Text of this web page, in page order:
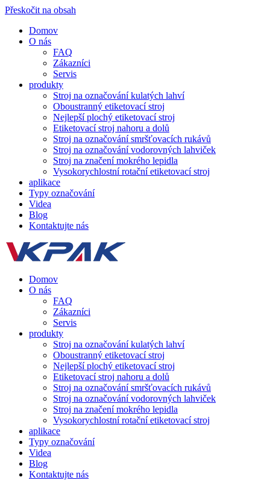
Přeskočit na obsah
Domov
O nás
FAQ
Zákazníci
Servis
produkty
Stroj na označování kulatých lahví
Oboustranný etiketovací stroj
Nejlepší plochý etiketovací stroj
Etiketovací stroj nahoru a dolů
Stroj na označování smršťovacích rukávů
Stroj na označování vodorovných lahviček
Stroj na značení mokrého lepidla
Vysokorychlostní rotační etiketovací stroj
aplikace
Typy označování
Videa
Blog
Kontaktujte nás
Domov
O nás
FAQ
Zákazníci
Servis
produkty
Stroj na označování kulatých lahví
Oboustranný etiketovací stroj
Nejlepší plochý etiketovací stroj
Etiketovací stroj nahoru a dolů
Stroj na označování smršťovacích rukávů
Stroj na označování vodorovných lahviček
Stroj na značení mokrého lepidla
Vysokorychlostní rotační etiketovací stroj
aplikace
Typy označování
Videa
Blog
Kontaktujte nás